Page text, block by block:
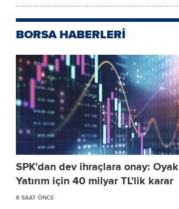
BORSA HABERLERİ
SPK'dan dev ihraçlara onay: Oyak
Yatırım için 40 milyar TL'lik karar
8 SAAT ÖNCE